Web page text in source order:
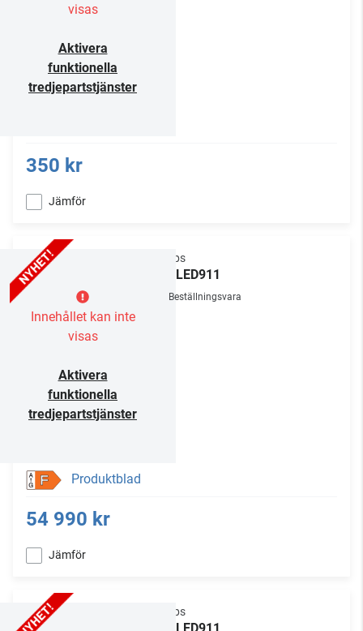
visas
Aktivera
funktionella
tredjepartstjänster
350 kr
Jämför
Innehållet kan inte
visas
Aktivera
funktionella
tredjepartstjänster
Philips
77OLED911
Beställningsvara
F Produktblad
54 990 kr
Jämför
Philips